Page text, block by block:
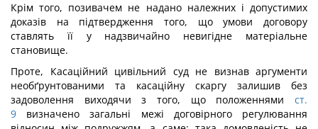
Крім того, позивачем не надано належних і допустимих
доказів на підтвердження того, що умови договору
ставлять її у надзвичайно невигідне матеріальне
становище.
Проте, Касаційний цивільний суд не визнав аргументи
необґрунтованими та касаційну скаргу залишив без
задоволення виходячи з того, що положеннями ст.
9 визначено загальні межі договірного регулювання